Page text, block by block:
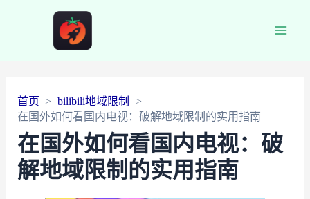
首页
bilibili地域限制
在国外如何看国内电视：破解地域限制的实用指南
在国外如何看国内电视：破
解地域限制的实用指南